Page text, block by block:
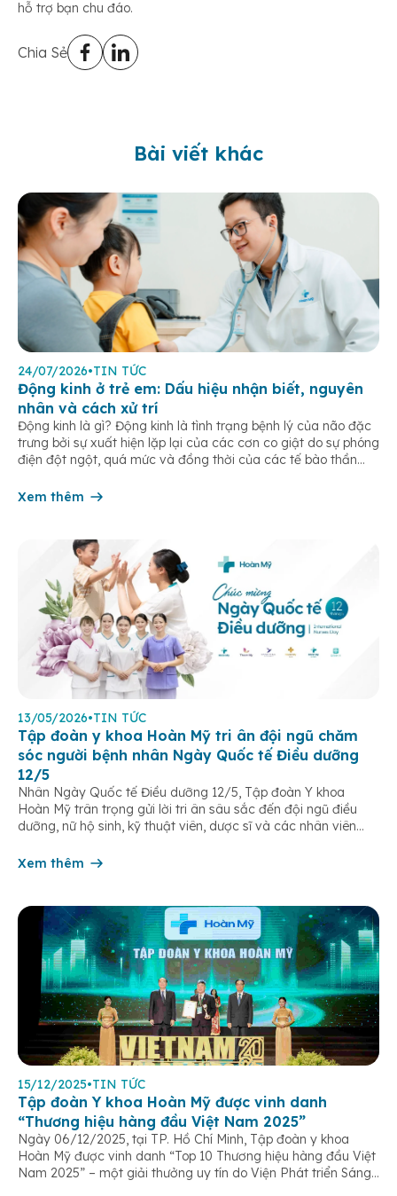
hỗ trợ bạn chu đáo.
Chia Sẻ
Bài viết khác
24/07/2026•TIN TỨC
Động kinh ở trẻ em: Dấu hiệu nhận biết, nguyên
nhân và cách xử trí
Động kinh là gì? Động kinh là tình trạng bệnh lý của não đặc
trưng bởi sự xuất hiện lặp lại của các cơn co giật do sự phóng
điện đột ngột, quá mức và đồng thời của các tế bào thần
Xem thêm
13/05/2026•TIN TỨC
Tập đoàn y khoa Hoàn Mỹ tri ân đội ngũ chăm
sóc người bệnh nhân Ngày Quốc tế Điều dưỡng
12/5
Nhân Ngày Quốc tế Điều dưỡng 12/5, Tập đoàn Y khoa
Hoàn Mỹ trân trọng gửi lời tri ân sâu sắc đến đội ngũ điều
dưỡng, nữ hộ sinh, kỹ thuật viên, dược sĩ và các nhân viên
âm thầm đồng hành trên […]
Xem thêm
15/12/2025•TIN TỨC
Tập đoàn Y khoa Hoàn Mỹ được vinh danh
“Thương hiệu hàng đầu Việt Nam 2025”
Ngày 06/12/2025, tại TP. Hồ Chí Minh, Tập đoàn y khoa
Hoàn Mỹ được vinh danh “Top 10 Thương hiệu hàng đầu Việt
Nam 2025” – một giải thưởng uy tín do Viện Phát triển Sáng